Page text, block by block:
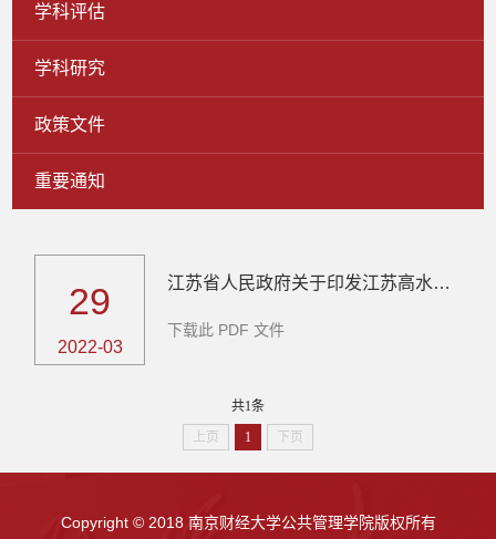
学科评估
学科研究
政策文件
重要通知
29
2022-03
江苏省人民政府关于印发江苏高水平大学建设方案（2021－2025年）的通知
​下载此 PDF 文件
共1条
上页
1 下页
Copyright © 2018 南京财经大学公共管理学院版权所有